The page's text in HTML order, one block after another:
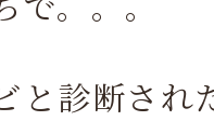
と診断され